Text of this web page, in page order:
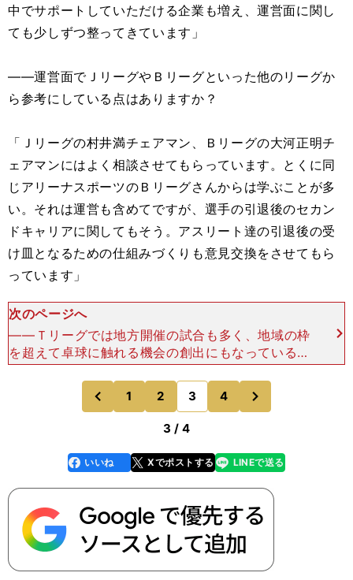
中でサポートしていただける企業も増え、運営面に関し
ても少しずつ整ってきています」
――運営面でＪリーグやＢリーグといった他のリーグか
ら参考にしている点はありますか？
「Ｊリーグの村井満チェアマン、Ｂリーグの大河正明チ
ェアマンにはよく相談させてもらっています。とくに同
じアリーナスポーツのＢリーグさんからは学ぶことが多
い。それは運営も含めてですが、選手の引退後のセカン
ドキャリアに関してもそう。アスリート達の引退後の受
け皿となるための仕組みづくりも意見交換をさせてもら
っています」
次のページへ
――Ｔリーグでは地方開催の試合も多く、地域の枠
を超えて卓球に触れる機会の創出にもなっているか
と思います。「これまでトップレベルの選手を日本
で観られる機会といえば、せいぜい全日本選手権と
ジャパンオープン
前
のページへ
1 2 3 4
のページへ
3 / 4
faceboo
k
いいね Xでポストする
line LINEで送る